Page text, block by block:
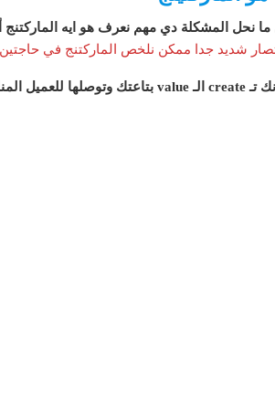
ما نحل المشكلة دي مهم نعرف هو ايه الماركتنج
شديد جدا ممكن نلخص الماركتنج في